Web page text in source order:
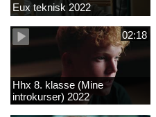
Eux teknisk 2022
02:18
Hhx 8. klasse (Mine
introkurser) 2022